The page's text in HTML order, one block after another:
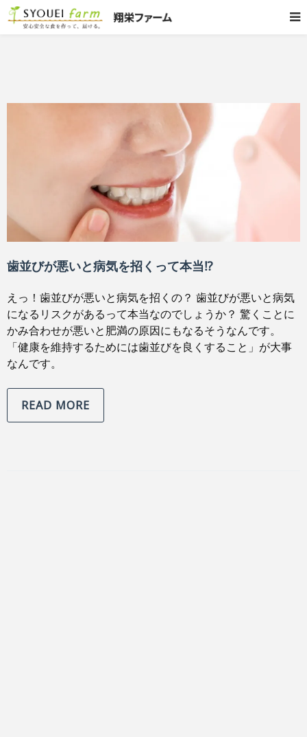
歯並びが悪いと病気を招くって本当⁉
えっ！歯並びが悪いと病気を招くの？ 歯並びが悪いと病気
になるリスクがあるって本当なのでしょうか？ 驚くことに
かみ合わせが悪いと肥満の原因にもなるそうなんです。
「健康を維持するためには歯並びを良くすること」が大事
なんです。
READ MORE